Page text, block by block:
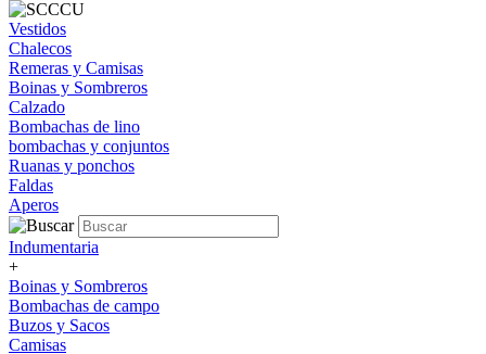
Vestidos
Chalecos
Remeras y Camisas
Boinas y Sombreros
Calzado
Bombachas de lino
bombachas y conjuntos
Ruanas y ponchos
Faldas
Aperos
Indumentaria
+
Boinas y Sombreros
Bombachas de campo
Buzos y Sacos
Camisas